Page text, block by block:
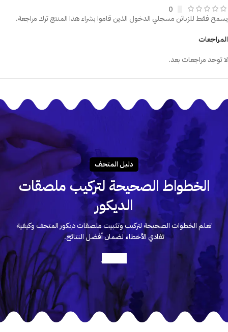
0
المراجعات
لا توجد مراجعات بعد.
يسمح فقط للزبائن مسجلي الدخول الذين قاموا بشراء هذا المنتج ترك مراجعة.
دليـل المتحـف
الخطواط الصحيحة لتركيب ملصقات
الديكور
تعلم الخطوات الصحيحة لتركيب وتثبيت ملصقات ديكور المتحف وكيفية
تفادي الأخطاء لضمان أفضل النتائج.